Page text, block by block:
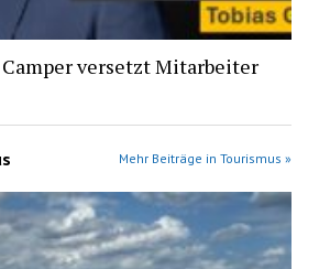
versetzt Mitarbeiter
Mehr Beiträge in Tourismus »